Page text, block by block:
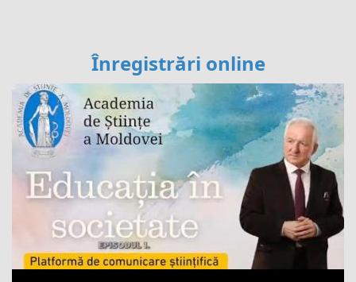
Înregistrări online